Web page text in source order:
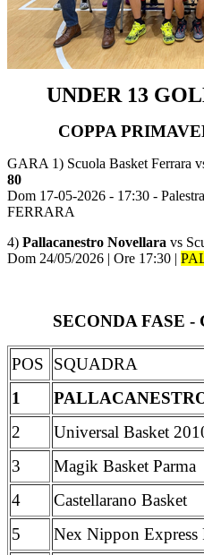
UNDER 13
COPPA
GARA 1) Scuola Basket Ferrara
80
Dom 17-05-2026 - 17:30 -
FERRARA
4) Pallacanestro Novellara vs
Dom 24/05/2026 | Ore 17:30 |
SECONDA FASE
POS SQUADRA
1
2
Universal Basket
3
Magik Basket Parma
4
Castellarano Basket
5
Nex Nippon Express